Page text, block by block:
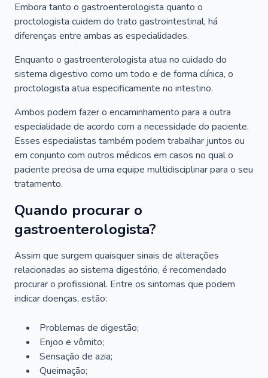
Embora tanto o gastroenterologista quanto o
proctologista cuidem do trato gastrointestinal, há
diferenças entre ambas as especialidades.
Enquanto o gastroenterologista atua no cuidado do
sistema digestivo como um todo e de forma clínica, o
proctologista atua especificamente no intestino.
Ambos podem fazer o encaminhamento para a outra
especialidade de acordo com a necessidade do paciente.
Esses especialistas também podem trabalhar juntos ou
em conjunto com outros médicos em casos no qual o
paciente precisa de uma equipe multidisciplinar para o seu
tratamento.
Quando procurar o
gastroenterologista?
Assim que surgem quaisquer sinais de alterações
relacionadas ao sistema digestório, é recomendado
procurar o profissional. Entre os sintomas que podem
indicar doenças, estão:
Problemas de digestão;
Enjoo e vômito;
Sensação de azia;
Queimação;